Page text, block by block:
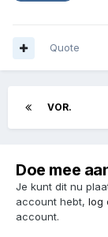
Quote
VOR.
Doe mee
Je kunt dit nu
account hebt, log
account.